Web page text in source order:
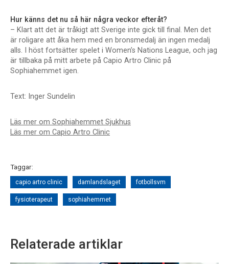
Hur känns det nu så här några veckor efteråt?
– Klart att det är tråkigt att Sverige inte gick till final. Men det
är roligare att åka hem med en bronsmedalj än ingen medalj
alls. I höst fortsätter spelet i Women’s Nations League, och jag
är tillbaka på mitt arbete på Capio Artro Clinic på
Sophiahemmet igen.
Text: Inger Sundelin
Läs mer om Sophiahemmet Sjukhus
Läs mer om Capio Artro Clinic
Taggar:
capio artro clinic damlandslaget fotbollsvm
fysioterapeut sophiahemmet
Relaterade artiklar